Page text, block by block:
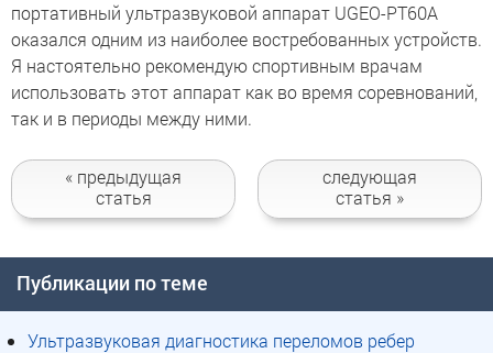
портативный ультразвуковой аппарат UGEO-PT60A
оказался одним из наиболее востребованных устройств.
Я настоятельно рекомендую спортивным врачам
использовать этот аппарат как во время соревнований,
так и в периоды между ними.
« предыдущая
статья
следующая
статья »
Публикации по теме
Ультразвуковая диагностика переломов ребер